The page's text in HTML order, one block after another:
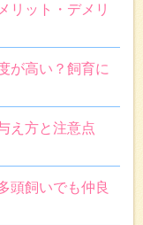
リット・デメリ
が高い？飼育に
え方と注意点
頭飼いでも仲良